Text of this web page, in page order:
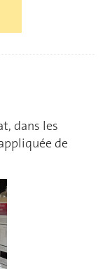
dans les
de